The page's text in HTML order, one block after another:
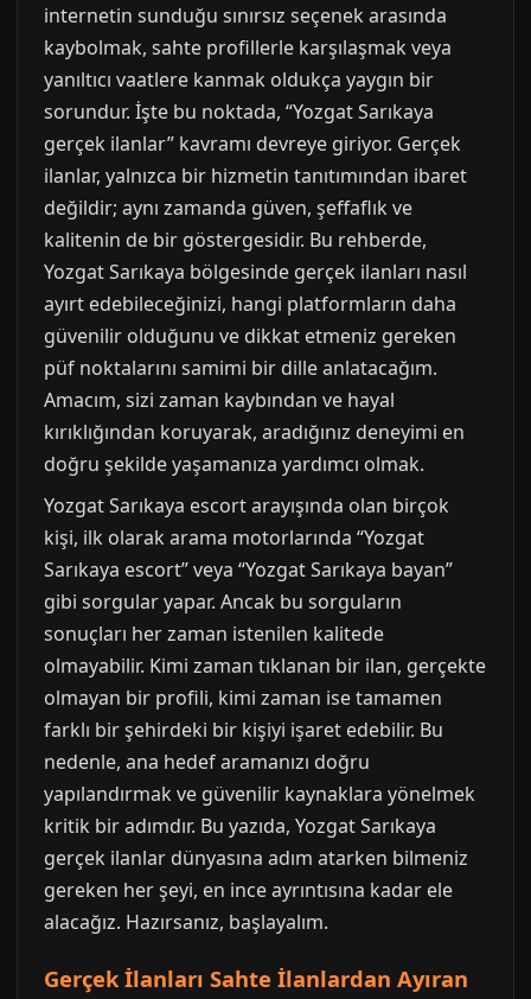
internetin sunduğu sınırsız seçenek arasında
kaybolmak, sahte profillerle karşılaşmak veya
yanıltıcı vaatlere kanmak oldukça yaygın bir
sorundur. İşte bu noktada, “Yozgat Sarıkaya
gerçek ilanlar” kavramı devreye giriyor. Gerçek
ilanlar, yalnızca bir hizmetin tanıtımından ibaret
değildir; aynı zamanda güven, şeffaflık ve
kalitenin de bir göstergesidir. Bu rehberde,
Yozgat Sarıkaya bölgesinde gerçek ilanları nasıl
ayırt edebileceğinizi, hangi platformların daha
güvenilir olduğunu ve dikkat etmeniz gereken
püf noktalarını samimi bir dille anlatacağım.
Amacım, sizi zaman kaybından ve hayal
kırıklığından koruyarak, aradığınız deneyimi en
doğru şekilde yaşamanıza yardımcı olmak.
Yozgat Sarıkaya escort arayışında olan birçok
kişi, ilk olarak arama motorlarında “Yozgat
Sarıkaya escort” veya “Yozgat Sarıkaya bayan”
gibi sorgular yapar. Ancak bu sorguların
sonuçları her zaman istenilen kalitede
olmayabilir. Kimi zaman tıklanan bir ilan, gerçekte
olmayan bir profili, kimi zaman ise tamamen
farklı bir şehirdeki bir kişiyi işaret edebilir. Bu
nedenle, ana hedef aramanızı doğru
yapılandırmak ve güvenilir kaynaklara yönelmek
kritik bir adımdır. Bu yazıda, Yozgat Sarıkaya
gerçek ilanlar dünyasına adım atarken bilmeniz
gereken her şeyi, en ince ayrıntısına kadar ele
alacağız. Hazırsanız, başlayalım.
Gerçek İlanları Sahte İlanlardan Ayıran